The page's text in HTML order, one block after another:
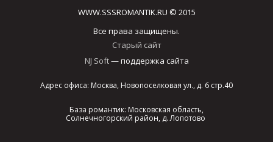
WWW.SSSROMANTIK.RU © 2015
Все права защищены.
Старый сайт
NJ Soft— поддержка сайта
Адрес офиса: Москва, Новопоселковая ул., д. 6 стр.40
База романтик: Московская область,
Солнечногорский район, д. Лопотово